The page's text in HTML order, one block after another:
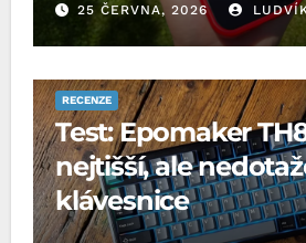
25 ČERVNA, 2026
RECENZE
Test: Epomaker
nejtišší, ale
klávesnice